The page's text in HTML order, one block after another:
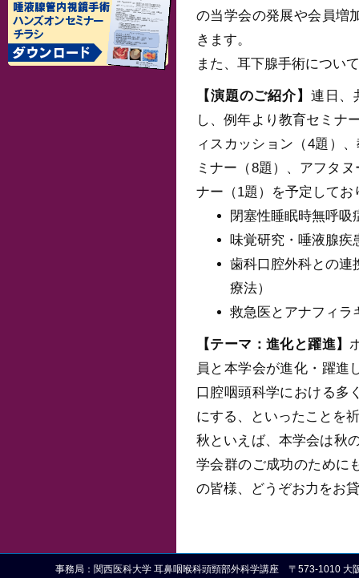
の当学会の発展や会員増
きます。
また、耳下腺手術につい
【演題のご紹介】 連日、
し、例年より教育セミナ
ィスカッション（4題）
ミナー（8題）、アフタ
ナー（1題）を予定して
閉塞性睡眠時無呼
味覚研究・唾液腺疾
歯科口腔外科との連
療法）
救急医とアナフィラ
【テーマ：進化と躍進】
員と本学会が進化・躍進
口腔咽頭科学における多
にする、といったことを
秋といえば、本学会は秋
学会群のご成功のために
の皆様、どうぞお力をお
事務局：関西医科大学 耳鼻咽喉科頭頸部外科学講座 〒573-1010